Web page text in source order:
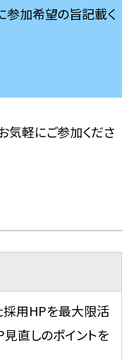
参加希望の旨記載く
気軽にご参加くださ
採用HPを最大限活
直しのポイントを